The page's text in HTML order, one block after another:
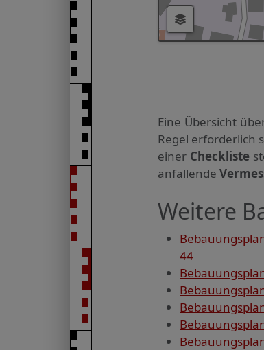
Eine Übersicht
Regel erforderlich
einer Checkliste
anfallende
Weitere
44